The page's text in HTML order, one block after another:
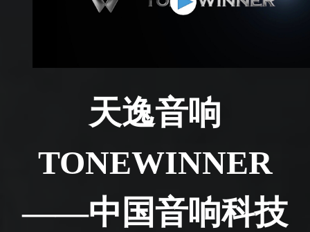
天逸音响
TONEWINNER
——中国音响科技